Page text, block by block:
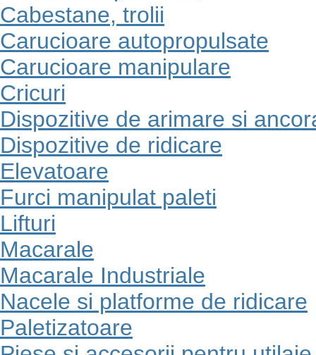
Cabestane, trolii
Carucioare autopropulsate
Carucioare manipulare
Cricuri
Dispozitive de arimare si
Dispozitive de ridicare
Elevatoare
Furci manipulat paleti
Lifturi
Macarale
Macarale Industriale
Nacele si platforme de ridicare
Paletizatoare